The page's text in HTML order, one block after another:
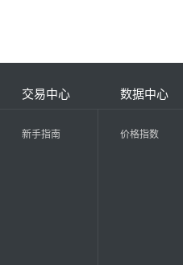
交易中心
新手指南
数据中心
价格指数